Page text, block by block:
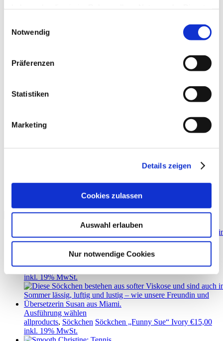
Notwendig
Präferenzen
Statistiken
Marketing
Details zeigen
Cookies zulassen
Auswahl erlauben
Nur notwendige Cookies
Wunschliste
Kasse
Widerruf
Wissen
Tennissocken
Ausführung wählen
allproducts,Söckchen Söckchen „Funny Sue“ Black €15,00
inkl. 19% MwSt.
Ausführung wählen
allproducts, Söckchen Söckchen „Funny Sue“ Ivory €15,00
inkl. 19% MwSt.